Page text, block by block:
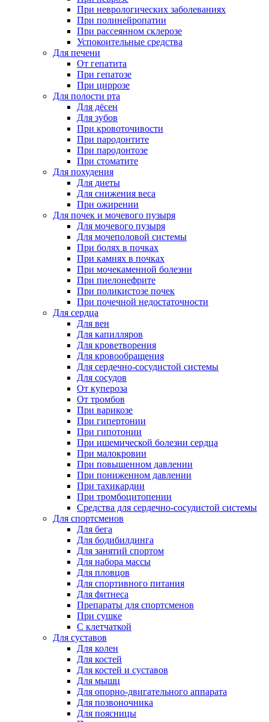
При неврологических заболеваниях
При полинейропатии
При рассеянном склерозе
Успокоительные средства
Для печени
От гепатита
При гепатозе
При циррозе
Для полости рта
Для дёсен
Для зубов
При кровоточивости
При пародонтите
При пародонтозе
При стоматите
Для похудения
Для диеты
Для снижения веса
При ожирении
Для почек и мочевого пузыря
Для мочевого пузыря
Для мочеполовой системы
При болях в почках
При камнях в почках
При мочекаменной болезни
При пиелонефрите
При поликистозе почек
При почечной недостаточности
Для сердца
Для вен
Для капилляров
Для кроветворения
Для кровообращения
Для сердечно-сосудистой системы
Для сосудов
От купероза
От тромбов
При варикозе
При гипертонии
При гипотонии
При ишемической болезни сердца
При малокровии
При повышенном давлении
При пониженном давлении
При тахикардии
При тромбоцитопении
Средства для сердечно-сосудистой системы
Для спортсменов
Для бега
Для бодибилдинга
Для занятий спортом
Для набора массы
Для пловцов
Для спортивного питания
Для фитнеса
Препараты для спортсменов
При сушке
С клетчаткой
Для суставов
Для колен
Для костей
Для костей и суставов
Для мышц
Для опорно-двигательного аппарата
Для позвоночника
Для поясницы